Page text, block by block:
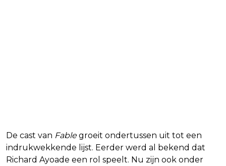
De cast van Fablegroeit ondertussen uit tot een
indrukwekkende lijst. Eerder werd al bekend dat
Richard Ayoade een rol speelt. Nu zijn ook onder